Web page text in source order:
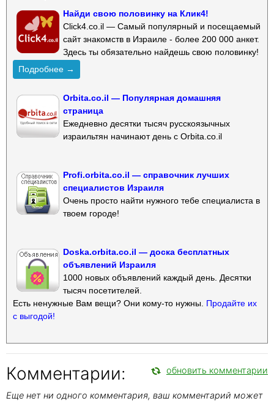
Найди свою половинку на Клик4!
Click4.co.il — Самый популярный и посещаемый
сайт знакомств в Израиле - более 200 000 анкет.
Здесь ты обязательно найдешь свою половинку!
Подробнее →
Orbita.co.il — Популярная домашняя
страница
Ежедневно десятки тысяч русскоязычных
израильтян начинают день с Orbita.co.il
Profi.orbita.co.il — справочник лучших
специалистов Израиля
Очень просто найти нужного тебе специалиста в
твоем городе!
Doska.orbita.co.il — доска бесплатных
объявлений Израиля
1000 новых объявлений каждый день. Десятки
тысяч посетителей.
Есть ненужные Вам вещи? Они кому-то нужны. Продайте их
с выгодой!
Комментарии: обновить комментарии
Еще нет ни одного комментария, ваш комментарий может